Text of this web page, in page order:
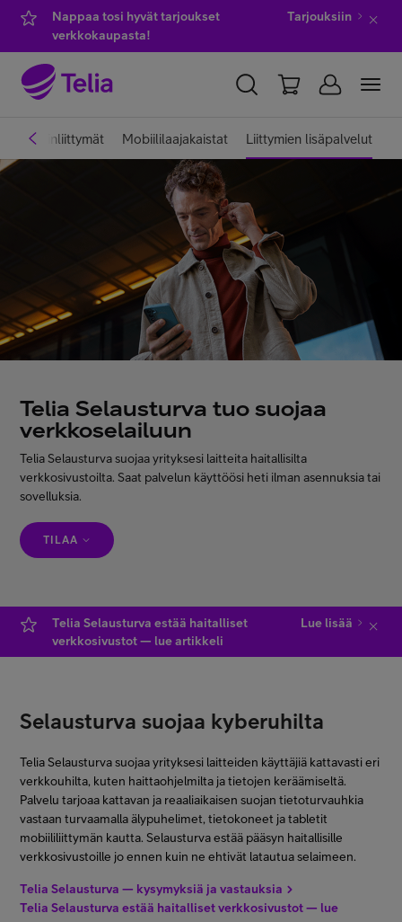
Nappaa tosi hyvät tarjoukset
verkkokaupasta!
Tarjouksiin
YKSITYISILLE YRITYKSILLE WHOLESALE
IT-palvelut
Asiakastuki
Minun Telia Yrityksille
Inspiroidu
FI
Puhelinliittymät Mobiililaajakaistat Liittymien lisäpalvelut
Telia Selausturva tuo suojaa
verkkoselailuun
Telia Selausturva suojaa yrityksesi laitteita haitallisilta
verkkosivustoilta. Saat palvelun käyttöösi heti ilman asennuksia tai
sovelluksia.
TILAA
Telia Selausturva estää haitalliset
verkkosivustot — lue artikkeli
Lue lisää
Selausturva suojaa kyberuhilta
Telia Selausturva suojaa yrityksesi laitteiden käyttäjiä kattavasti eri
verkkouhilta, kuten haittaohjelmilta ja tietojen keräämiseltä.
Palvelu tarjoaa kattavan ja reaaliaikaisen suojan tietoturvauhkia
vastaan turvaamalla älypuhelimet, tietokoneet ja tabletit
mobiililiittymän kautta. Selausturva estää pääsyn haitallisille
verkkosivustoille jo ennen kuin ne ehtivät latautua selaimeen.
Telia Selausturva — kysymyksiä ja vastauksia
Telia Selausturva estää haitalliset verkkosivustot — lue